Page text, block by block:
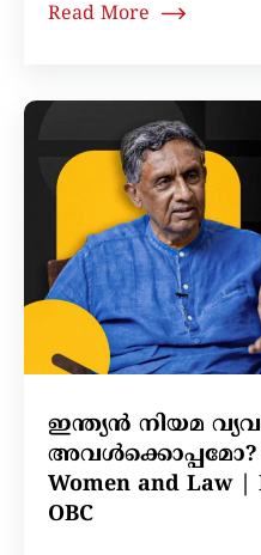
Read More
ഇന്ത്യൻ നിയമ
അവൾക്കൊപ്പമോ?
Women and Law |
OBC